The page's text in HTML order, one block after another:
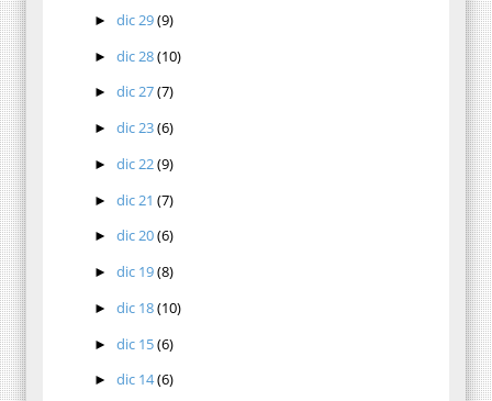
►dic 29(9)
►dic 28(10)
►dic 27(7)
►dic 23(6)
►dic 22(9)
►dic 21(7)
►dic 20(6)
►dic 19(8)
►dic 18(10)
►dic 15(6)
►dic 14(6)